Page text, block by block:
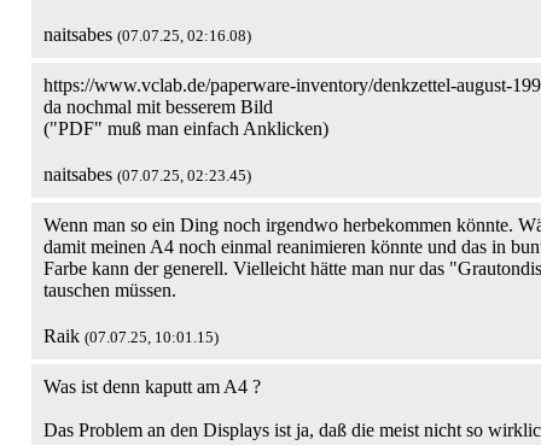
naitsabes (07.07.25, 02:16.08)
https://www.vclab.de/paperware-inventory/denkzettel-august-
da nochmal mit besserem Bild
("PDF" muß man einfach Anklicken)
naitsabes (07.07.25, 02:23.45)
Wenn man so ein Ding noch irgendwo herbekommen könnte.
damit meinen A4 noch einmal reanimieren könnte und das in
Farbe kann der generell. Vielleicht hätte man nur das
tauschen müssen.
Raik (07.07.25, 10:01.15)
Was ist denn kaputt am A4 ?
Das Problem an den Displays ist ja, daß die meist nicht so